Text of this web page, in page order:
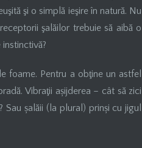
şi o simplă ieşire în natură. Nu
şalăilor trebuie să aibă o
foame. Pentru a obţine un astfel
Vibraţii așijderea – cât să zici
Sau șalăii (la plural) prinși cu jigul